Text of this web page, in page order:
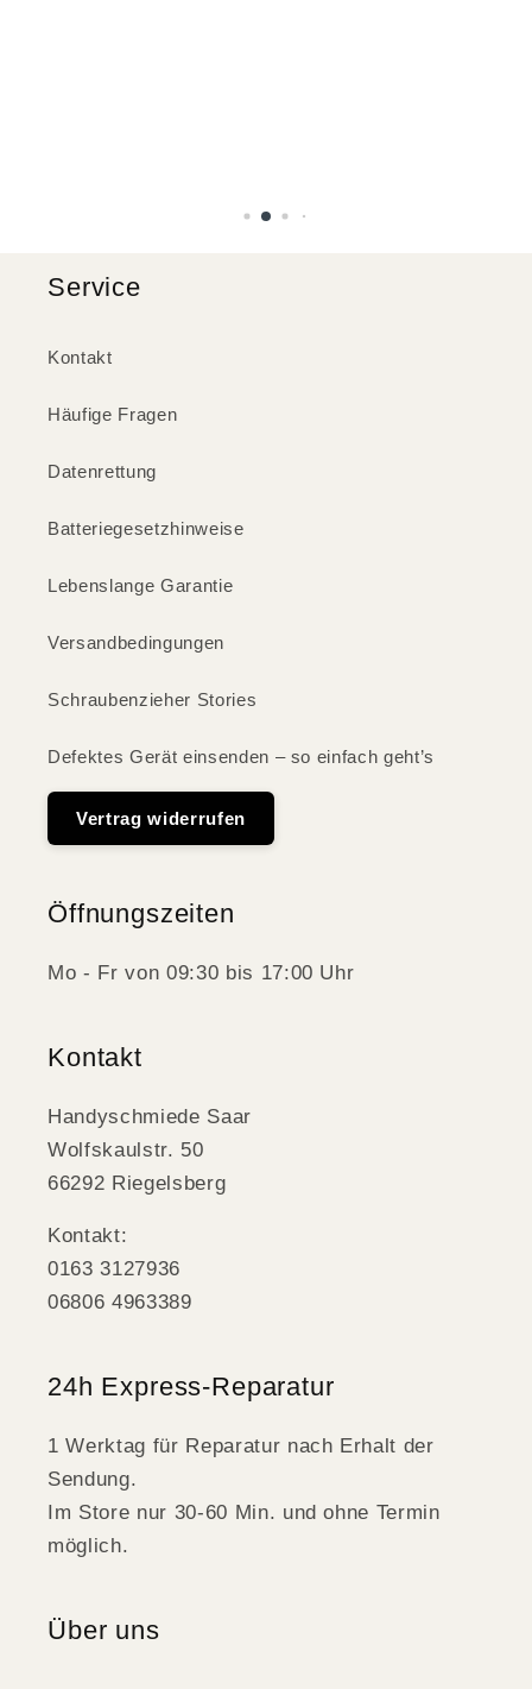
Service
Kontakt
Häufige Fragen
Datenrettung
Batteriegesetzhinweise
Lebenslange Garantie
Versandbedingungen
Schraubenzieher Stories
Defektes Gerät einsenden – so einfach geht’s
Vertrag widerrufen
Öffnungszeiten
Mo - Fr von 09:30 bis 17:00 Uhr
Kontakt
Handyschmiede Saar
Wolfskaulstr. 50
66292 Riegelsberg
Kontakt:
0163 3127936
06806 4963389
24h Express-Reparatur
1 Werktag für Reparatur nach Erhalt der
Sendung.
Im Store nur 30-60 Min. und ohne Termin
möglich.
Über uns